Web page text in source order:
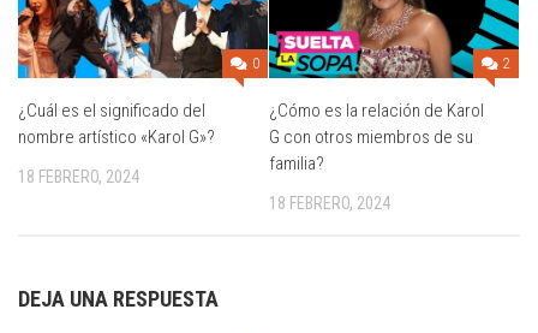
0
¿Cuál es el significado del
nombre artístico «Karol G»?
18 FEBRERO, 2024
2
¿Cómo es la relación de Karol
G con otros miembros de su
familia?
18 FEBRERO, 2024
DEJA UNA RESPUESTA